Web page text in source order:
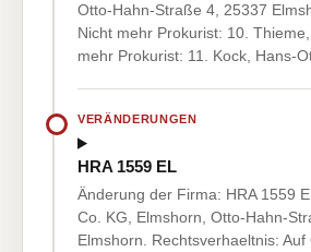
Otto-Hahn-Straße 4, 25337
Nicht mehr Prokurist: 10.
mehr Prokurist: 11. Kock, Hans-
VERÄNDERUNGEN
HRA 1559 EL
Änderung der Firma: HRA 1559
Co. KG, Elmshorn, Otto-Hahn-
Elmshorn. Rechtsverhaeltnis: Auf